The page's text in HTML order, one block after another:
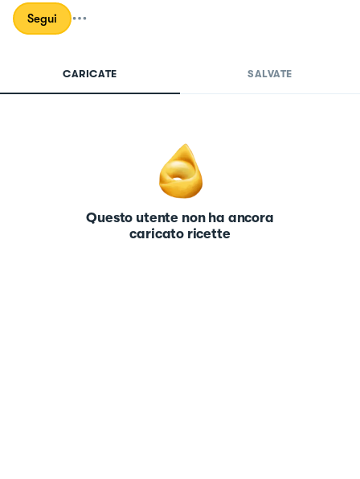
Segui
CARICATE SALVATE
Questo utente non ha ancora
caricato ricette